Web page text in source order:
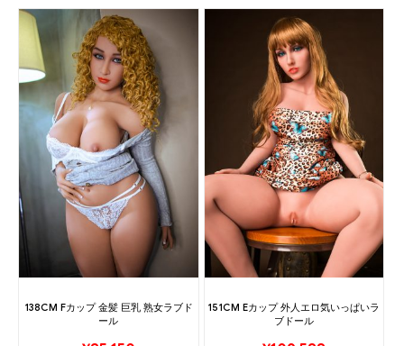
138CM Fカップ 金髪 巨乳 熟女ラブド
ール
151CM Eカップ 外人エロ気いっぱいラ
ブドール